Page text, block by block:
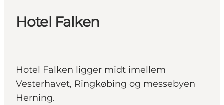
Aktiviteter
Overnatting
Planlegg reisen
Hotel Falken
Hotel Falken ligger midt imellem
Vesterhavet, Ringkøbing og messebyen
Herning.